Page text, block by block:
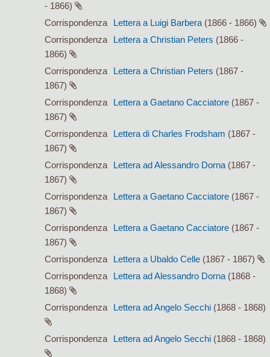
- 1866)
Corrispondenza
Lettera a Luigi Barbera (1866 - 1866)
Corrispondenza
Lettera a Christian Peters (1866 -
1866)
Corrispondenza
Lettera a Christian Peters (1867 -
1867)
Corrispondenza
Lettera a Gaetano Cacciatore (1867 -
1867)
Corrispondenza
Lettera di Charles Frodsham (1867 -
1867)
Corrispondenza
Lettera ad Alessandro Dorna (1867 -
1867)
Corrispondenza
Lettera a Gaetano Cacciatore (1867 -
1867)
Corrispondenza
Lettera a Gaetano Cacciatore (1867 -
1867)
Corrispondenza
Lettera a Ubaldo Celle (1867 - 1867)
Corrispondenza
Lettera ad Alessandro Dorna (1868 -
1868)
Corrispondenza
Lettera ad Angelo Secchi (1868 - 1868)
Corrispondenza Lettera ad Angelo Secchi (1868 - 1868)